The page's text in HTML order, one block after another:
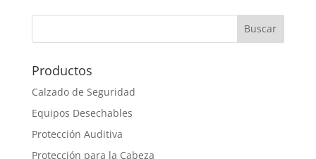
Productos
Calzado de Seguridad
Equipos Desechables
Protección Auditiva
Protección para la Cabeza